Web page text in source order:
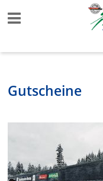
Gutscheine